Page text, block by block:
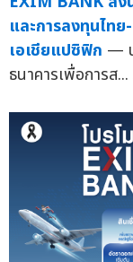
และการลงทุนไท
เอเชียแปซิฟิก —
ธนาคารเพื่อการส...